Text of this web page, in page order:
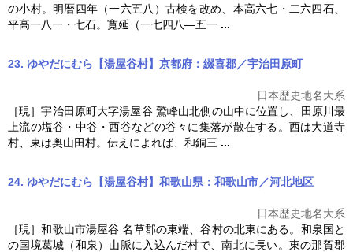
の小村。明暦四年（一六五八）古検を改め、本高六七・二六四石、
平高一八一・七石。寛延（一七四八―五一 ...
23. ゆやだにむら【湯屋谷村】京都府：綴喜郡／宇治田原町
日本歴史地名大系
［現］宇治田原町大字湯屋谷 鷲峰山北側の山中に位置し、田原川最
上流の塩谷・中谷・西谷などの谷々に集落が散在する。西は大道寺
村、東は奥山田村。伝えによれば、和銅三 ...
24. ゆやだにむら【湯屋谷村】和歌山県：和歌山市／河北地区
日本歴史地名大系
［現］和歌山市湯屋谷 名草郡の東端、谷村の北東にある。和泉国と
の国境葛城（和泉）山脈に入込んだ村で、南北に長い。東の那賀郡